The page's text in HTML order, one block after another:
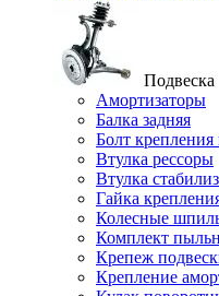
Подвеска
Амортизаторы
Балка задняя
Болт крепления
Втулка рессоры
Втулка
Гайка
Колесные
Комплект
Крепеж
Крепление